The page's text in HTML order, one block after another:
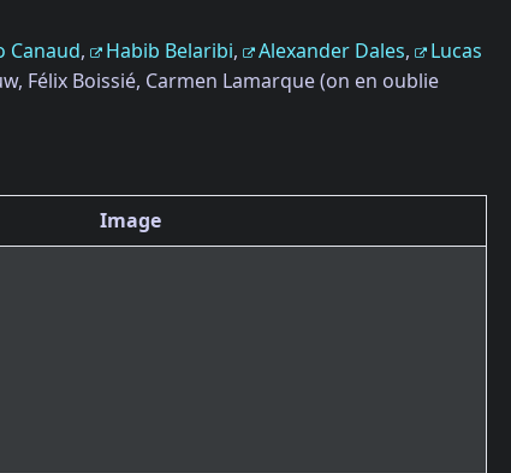
Canaud, Habib Belaribi, Alexander Dales,
Lucas
Félix Boissié, Carmen Lamarque (on en oublie
Image